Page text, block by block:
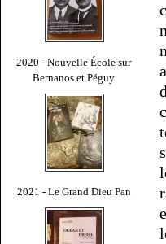
2020 - Nouvelle École sur
Bernanos et Péguy
2021 - Le Grand Dieu Pan